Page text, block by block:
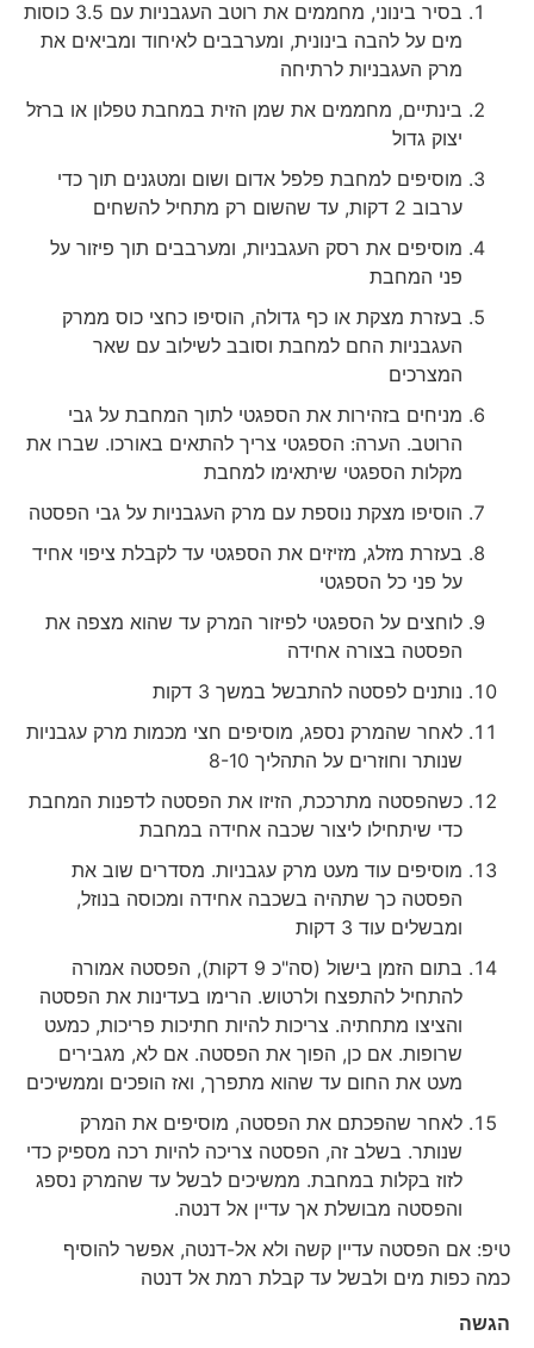
בסיר בינוני, מחממים את רוטב העגבניות עם 3.5 כוסות
מים על להבה בינונית, ומערבבים לאיחוד ומביאים את
מרק העגבניות לרתיחה
בינתיים, מחממים את שמן הזית במחבת טפלון או ברזל
יצוק גדול
מוסיפים למחבת פלפל אדום ושום ומטגנים תוך כדי
ערבוב 2 דקות, עד שהשום רק מתחיל להשחים
מוסיפים את רסק העגבניות, ומערבבים תוך פיזור על
פני המחבת
בעזרת מצקת או כף גדולה, הוסיפו כחצי כוס ממרק
העגבניות החם למחבת וסובב לשילוב עם שאר
המצרכים
מניחים בזהירות את הספגטי לתוך המחבת על גבי
הרוטב. הערה: הספגטי צריך להתאים באורכו. שברו את
מקלות הספגטי שיתאימו למחבת
הוסיפו מצקת נוספת עם מרק העגבניות על גבי הפסטה
בעזרת מזלג, מזיזים את הספגטי עד לקבלת ציפוי אחיד
על פני כל הספגטי
לוחצים על הספגטי לפיזור המרק עד שהוא מצפה את
הפסטה בצורה אחידה
נותנים לפסטה להתבשל במשך 3 דקות
לאחר שהמרק נספג, מוסיפים חצי מכמות מרק עגבניות
שנותר וחוזרים על התהליך 8-10
כשהפסטה מתרככת, הזיזו את הפסטה לדפנות המחבת
כדי שיתחילו ליצור שכבה אחידה במחבת
מוסיפים עוד מעט מרק עגבניות. מסדרים שוב את
הפסטה כך שתהיה בשכבה אחידה ומכוסה בנוזל,
ומבשלים עוד 3 דקות
בתום הזמן בישול (סה"כ 9 דקות), הפסטה אמורה
להתחיל להתפצח ולרטוש. הרימו בעדינות את הפסטה
והציצו מתחתיה. צריכות להיות חתיכות פריכות, כמעט
שרופות. אם כן, הפוך את הפסטה. אם לא, מגבירים
מעט את החום עד שהוא מתפרך, ואז הופכים וממשיכים
לאחר שהפכתם את הפסטה, מוסיפים את המרק
שנותר. בשלב זה, הפסטה צריכה להיות רכה מספיק כדי
לזוז בקלות במחבת. ממשיכים לבשל עד שהמרק נספג
והפסטה מבושלת אך עדיין אל דנטה.
טיפ: אם הפסטה עדיין קשה ולא אל-דנטה, אפשר להוסיף
כמה כפות מים ולבשל עד קבלת רמת אל דנטה
הגשה